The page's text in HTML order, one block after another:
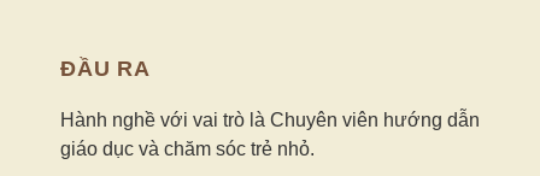
ĐẦU RA
Hành nghề với vai trò là Chuyên viên hướng dẫn
giáo dục và chăm sóc trẻ nhỏ.